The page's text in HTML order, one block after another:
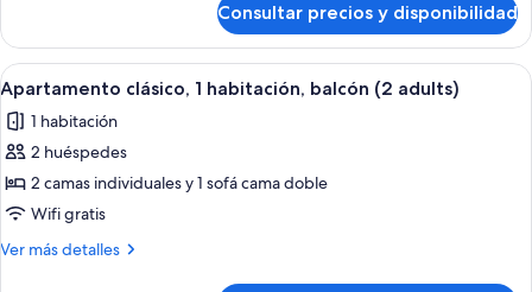
adults
2
children)
clásico,
balcón
(2
adults
+
2
Consultar precios y disponibilidad
Abrir
todas
las
fotos
de
Apartamento
clásico,
Caja fuerte, cortinas opacas, wifi
9
Apartamento clásico, 1 habitación, balcón (2 adults)
1 habitación
2 huéspedes
2 camas individuales y 1 sofá cama doble
Wifi gratis
Ver más detalles
Más